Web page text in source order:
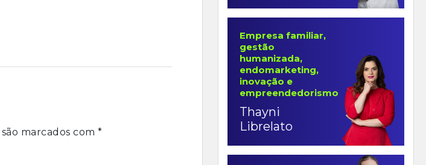
marcados com *
Empresa familiar,
gestão
humanizada,
endomarketing,
inovação e
empreendedorismo
Thayni
Librelato